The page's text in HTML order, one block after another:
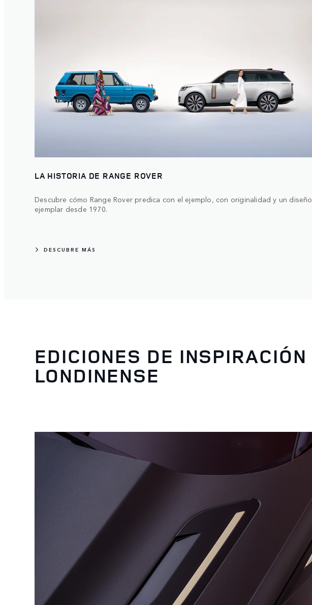
LA HISTORIA DE RANGE ROVER
Descubre cómo Range Rover predica con el ejemplo, con originalidad y un diseño
ejemplar desde 1970.
DESCUBRE MÁS
EDICIONES DE INSPIRACIÓN
LONDINENSE